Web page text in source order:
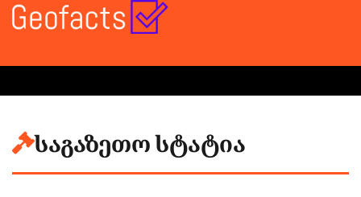
საგაზეთო სტატია